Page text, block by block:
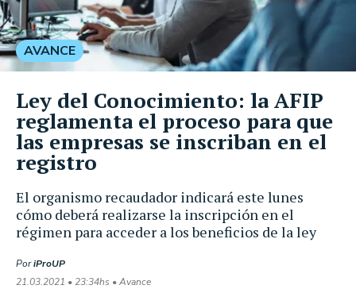
El organismo recaudador indicará este lunes
cómo deberá realizarse la inscripción en el
régimen para acceder a los beneficios de la ley
PoriProUP
21.03.2021 • 23:34hs • Avance
AVANCE
Ley del Conocimiento: la AFIP
reglamenta el proceso para que
las empresas se inscriban en el
registro